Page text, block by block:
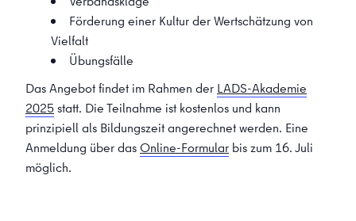
Förderung einer Kultur der Wertschätzung von
Vielfalt
Übungsfälle
Das Angebot findet im Rahmen der LADS-Akademie
2025statt. Die Teilnahme ist kostenlos und kann
prinzipiell als Bildungszeit angerechnet werden. Eine
Anmeldung über dasOnline-Formular bis zum 16. Juli
möglich.